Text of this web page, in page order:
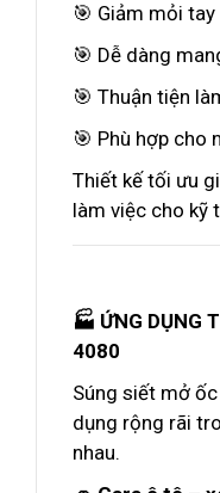
🎯 Giảm mỏi
🎯 Dễ dàng
🎯 Thuận tiện
🎯 Phù hợp cho
Thiết kế tối ưu
làm việc cho kỹ
🏭 ỨNG DỤNG
4080
Súng siết mở
dụng rộng rãi
nhau.